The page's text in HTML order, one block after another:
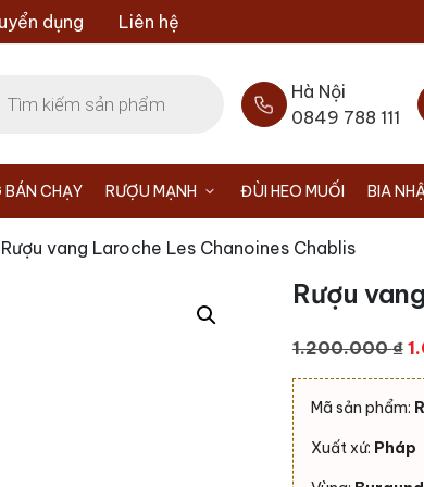
dụng Liên hệ
Hà Nội
0849 788 111
BÁN CHẠY RƯỢU MẠNH ĐÙI HEO MUỐI BIA
vang Laroche Les Chanoines Chablis
Rượu
1.200.000₫
Mã sản phẩm:
Xuất xứ: Pháp